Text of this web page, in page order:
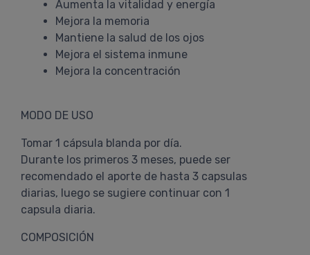
Aumenta la vitalidad y energía
Mejora la memoria
Mantiene la salud de los ojos
Mejora el sistema inmune
Mejora la concentración
MODO DE USO
Tomar 1 cápsula blanda por día.
Durante los primeros 3 meses, puede ser
recomendado el aporte de hasta 3 capsulas
diarias, luego se sugiere continuar con 1
capsula diaria.
COMPOSICIÓN